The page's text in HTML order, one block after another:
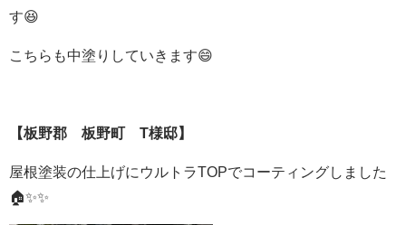
す😆
こちらも中塗りしていきます😄
【板野郡 板野町 T様邸】
屋根塗装の仕上げにウルトラTOPでコーティングしました
🏠✨✨